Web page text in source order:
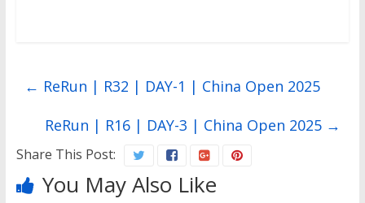
← ReRun | R32 | DAY-1 | China Open 2025
ReRun | R16 | DAY-3 | China Open 2025 →
Share This Post:
You May Also Like